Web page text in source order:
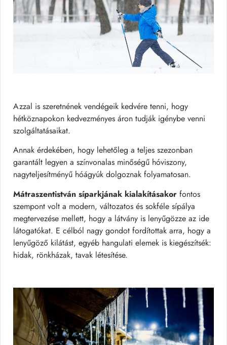
Azzal is szeretnének vendégeik kedvére tenni, hogy
hétköznapokon kedvezményes áron tudják igénybe venni
szolgáltatásaikat.
Annak érdekében, hogy lehetőleg a teljes szezonban
garantált legyen a színvonalas minőségű hóviszony,
nagyteljesítményű hóágyúk dolgoznak folyamatosan.
Mátraszentistván síparkjának kialakításakor fontos
szempont volt a modern, változatos és sokféle sípálya
megtervezése mellett, hogy a látvány is lenyűgözze az ide
látogatókat. E célból nagy gondot fordítottak arra, hogy a
lenyűgöző kilátást, egyéb hangulati elemek is kiegészítsék:
hidak, rönkházak, tavak létesítése.